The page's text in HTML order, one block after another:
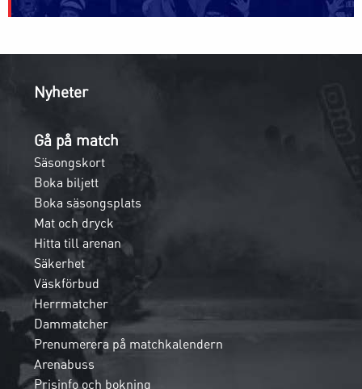
Nyheter
Gå på match
Säsongskort
Boka biljett
Boka säsongsplats
Mat och dryck
Hitta till arenan
Säkerhet
Väskförbud
Herrmatcher
Dammatcher
Prenumerera på matchkalendern
Arenabuss
Prisinfo och bokning